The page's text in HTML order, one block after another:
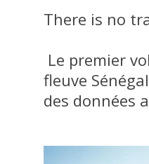
There is no
Le premier
fleuve
des données